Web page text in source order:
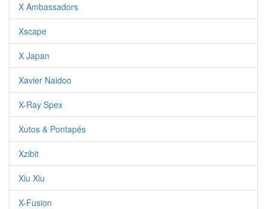
X Ambassadors
Xscape
X Japan
Xavier Naidoo
X-Ray Spex
Xutos & Pontapés
Xzibit
Xiu Xiu
X-Fusion